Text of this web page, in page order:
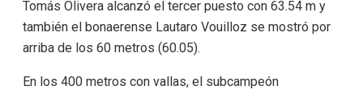
Tomás Olivera alcanzó el tercer puesto con 63.54 m y
también el bonaerense Lautaro Vouilloz se mostró por
arriba de los 60 metros (60.05).
En los 400 metros con vallas, el subcampeón